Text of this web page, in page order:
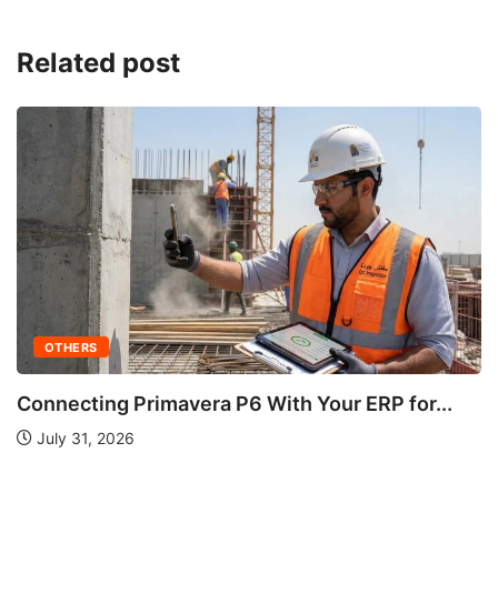
Related post
OTHERS
Connecting Primavera P6 With Your ERP for...
July 31, 2026